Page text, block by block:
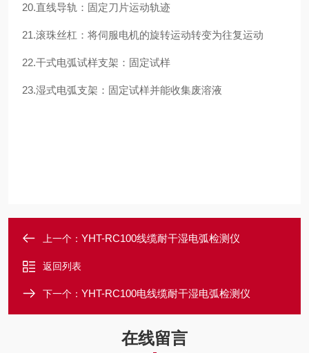
20.直线导轨：固定刀片运动轨迹
21.滚珠丝杠：将伺服电机的旋转运动转变为往复运动
22.干式电弧试样支架：固定试样
23.湿式电弧支架：固定试样并能收集废溶液
上一个： YHT-RC100线缆耐干湿电弧检测仪
返回列表
下一个： YHT-RC100电线缆耐干湿电弧检测仪
在线留言